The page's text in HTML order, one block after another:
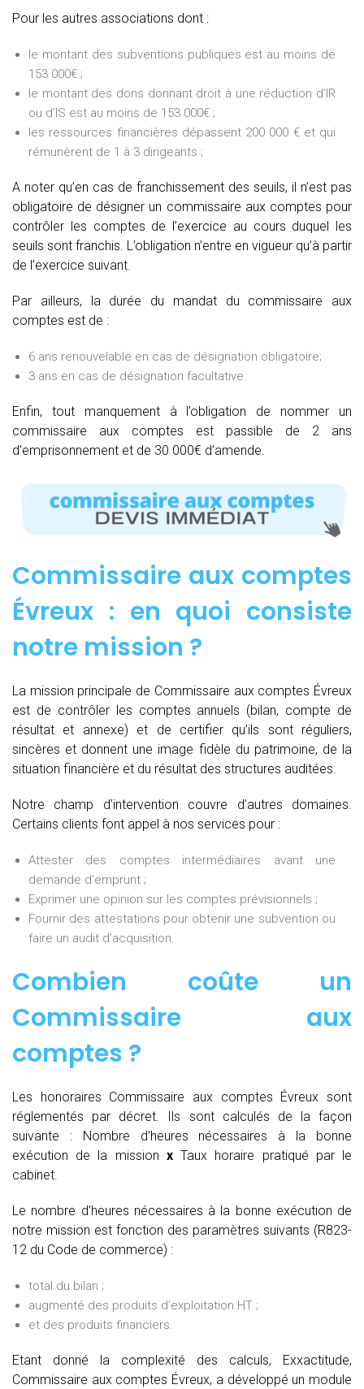
Pour les autres associations dont :
le montant des subventions publiques est au moins de
153 000€ ;
le montant des dons donnant droit à une réduction d’IR
ou d’IS est au moins de 153 000€ ;
les ressources financières dépassent 200 000 € et qui
rémunèrent de 1 à 3 dirigeants ;
A noter qu’en cas de franchissement des seuils, il n’est pas
obligatoire de désigner un commissaire aux comptes pour
contrôler les comptes de l’exercice au cours duquel les
seuils sont franchis. L’obligation n’entre en vigueur qu’à partir
de l’exercice suivant.
Par ailleurs, la durée du mandat du commissaire aux
comptes est de :
6 ans renouvelable en cas de désignation obligatoire;
3 ans en cas de désignation facultative.
Enfin, tout manquement à l’obligation de nommer un
commissaire aux comptes est passible de 2 ans
d’emprisonnement et de 30 000€ d’amende.
Commissaire aux comptes
Évreux : en quoi consiste
notre mission ?
La mission principale de Commissaire aux comptes Évreux
est de contrôler les comptes annuels (bilan, compte de
résultat et annexe) et de certifier qu’ils sont réguliers,
sincères et donnent une image fidèle du patrimoine, de la
situation financière et du résultat des structures auditées.
Notre champ d’intervention couvre d’autres domaines.
Certains clients font appel à nos services pour :
Attester des comptes intermédiaires avant une
demande d’emprunt ;
Exprimer une opinion sur les comptes prévisionnels ;
Fournir des attestations pour obtenir une subvention ou
faire un audit d’acquisition.
Combien coûte un
Commissaire aux
comptes ?
Les honoraires Commissaire aux comptes Évreux sont
réglementés par décret. Ils sont calculés de la façon
suivante :
Nombre d’heures nécessaires à la bonne
exécution de la mission xTaux horaire pratiqué par le
cabinet.
Le nombre d’heures nécessaires à la bonne exécution de
notre mission est fonction des paramètres suivants (R823-
12 du Code de commerce) :
total du bilan ;
augmenté des produits d’exploitation HT ;
et des produits financiers.
Etant donné la complexité des calculs, Exxactitude,
Commissaire aux comptes Évreux, a développé un module